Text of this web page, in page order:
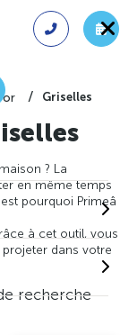
Griselles
? La
en même temps
pourquoi Primeâ
à cet outil, vous
dans votre
recherche